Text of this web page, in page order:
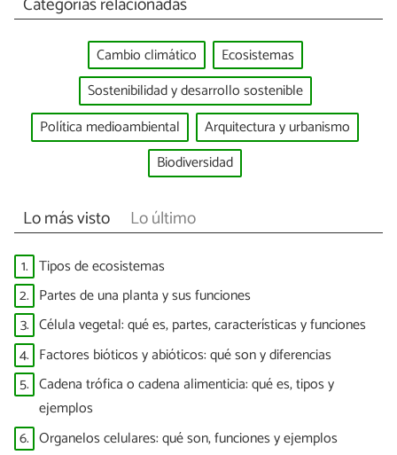
Cambio climático
Ecosistemas
Sostenibilidad y desarrollo sostenible
Política medioambiental
Arquitectura y urbanismo
Biodiversidad
Lo más visto Lo último
1. Tipos de ecosistemas
2. Partes de una planta y sus funciones
3. Célula vegetal: qué es, partes, características y funciones
4. Factores bióticos y abióticos: qué son y diferencias
5. Cadena trófica o cadena alimenticia: qué es, tipos y
ejemplos
6. Organelos celulares: qué son, funciones y ejemplos